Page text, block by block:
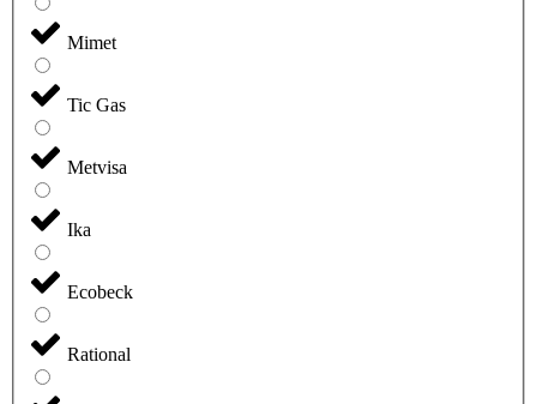
Mimet
Tic Gas
Metvisa
Ika
Ecobeck
Rational